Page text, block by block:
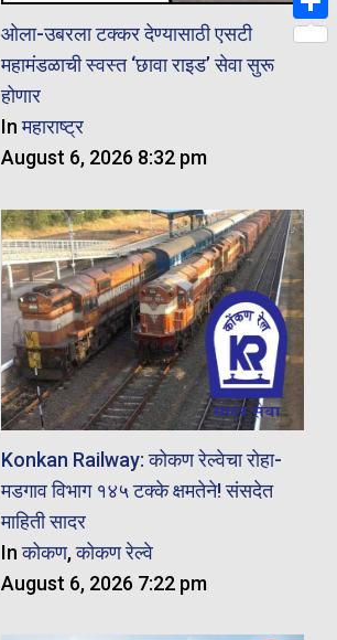
ओला-उबरला टक्कर देण्यासाठी एसटी
महामंडळाची स्वस्त ‘छावा राइड’ सेवा सुरू
होणार
Inमहाराष्ट्र
August 6, 2026 8:32 pm
Konkan Railway: कोकण रेल्वेचा रोहा-
मडगाव विभाग १४५ टक्के क्षमतेने! संसदेत
माहिती सादर
Inकोकण,कोकण रेल्वे
August 6, 2026 7:22 pm